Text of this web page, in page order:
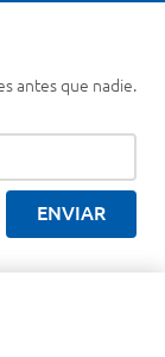
antes que nadie.
ENVIAR